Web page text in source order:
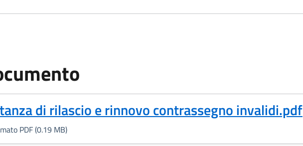
di rilascio e rinnovo contrassegno invalidi.pdf
PDF, 0.19 MB)
PDF (0.19 MB)